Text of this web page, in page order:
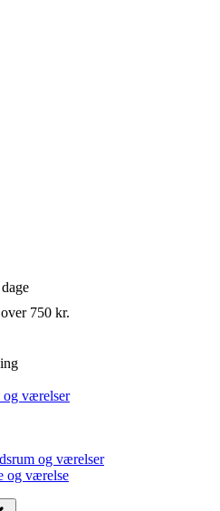
750 kr.
og værelser
og værelser
og værelse